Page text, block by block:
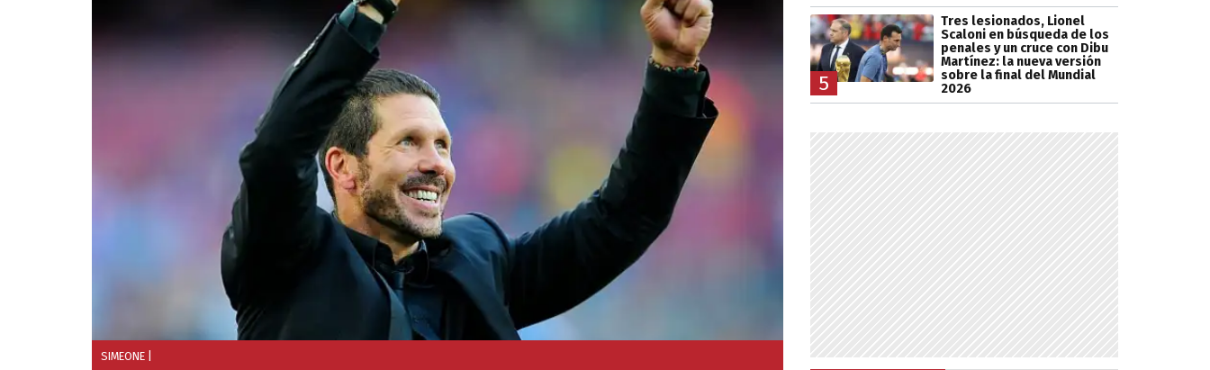
SIMEONE
5
Tres lesionados, Lionel
Scaloni en búsqueda de los
penales y un cruce con Dibu
Martínez: la nueva versión
sobre la final del Mundial
2026